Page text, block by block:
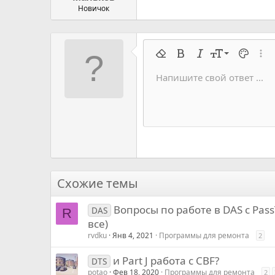
Новичок
Удалить форматирование
ЖирныйКурсивРазмер шрифта
9
10
18
Цвет
Семейство шрифтов
Arial
Times New Roman
Verdana
Перечёркнутый
Подчеркивание
Код в строку
Вставить горизонтальную
Спойлер
Код Запрет
Напишите свой ответ ...
Схожие темы
R DAS Вопросы по работе в DAS с
все)
rvdku Янв 4, 2021 Программы для ремонта 2
DTS и Part J работа с CBF?
potao Фев 18, 2020 Программы для ремонта 2